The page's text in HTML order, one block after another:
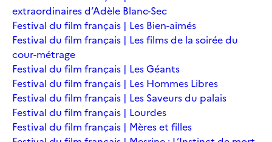
extraordinaires d’Adèle Blanc-Sec
Festival du film français | Les Bien-aimés
Festival du film français | Les films de la soirée du
cour-métrage
Festival du film français | Les Géants
Festival du film français | Les Hommes Libres
Festival du film français | Les Saveurs du palais
Festival du film français | Lourdes
Festival du film français | Mères et filles